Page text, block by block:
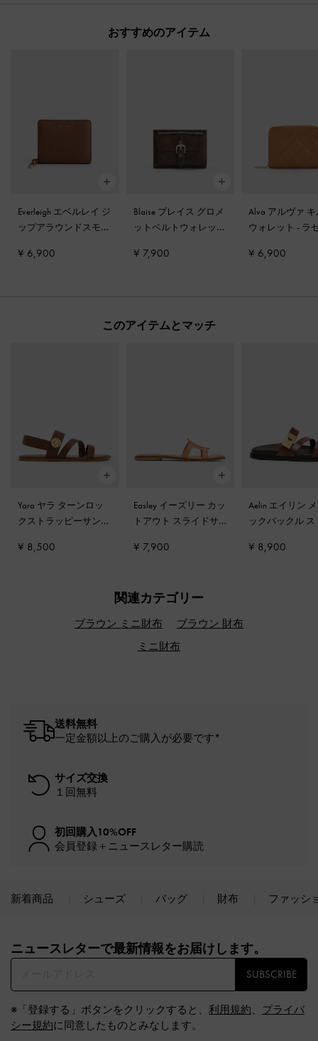
おすすめのアイテム
Everleigh エベルレイ ジ
ップアラウンドスモー
レート
¥ 6,900
Blaise ブレイス グロメ
ットベルトウォレット
ヒー
¥ 7,900
Alva アルヴァ
ウォレット- ラ
¥ 6,900
このアイテムとマッチ
Yara ヤラ ターンロッ
クストラッピーサンダ
¥ 8,500
Easley イーズリー カッ
トアウト スライドサ
¥ 7,900
Aelin エイリン
ックバックル ス
ャック
¥ 8,900
関連カテゴリー
ブラウン ミニ財布
ブラウン 財布
ミニ財布
送料無料
一定金額以上のご購入が必要です*
サイズ交換
１回無料
初回購入10%OFF
会員登録＋ニュースレター購読
新着商品 シューズ バッグ 財布 ファッシ
ニュースレターで最新情報をお届けします。​
SUBSCRIBE
※「登録する」ボタンをクリックすると、 利用規約、 プライバ
シー規約に同意したものとみなします。